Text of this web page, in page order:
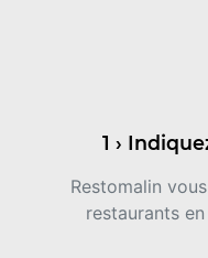
1 ›
Restomalin
restaurants